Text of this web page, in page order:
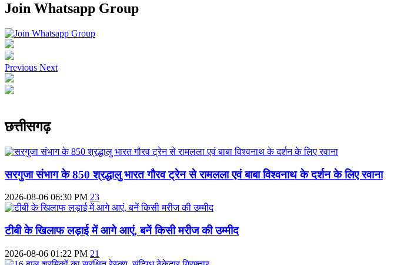
Join Whatsapp Group
Previous Next
छत्तीसगढ़
सरगुजा संभाग के 850 श्रद्धालु भारत गौरव ट्रेन से रामलला एवं बाबा विश्वनाथ के दर्शन के लिए रवाना
2026-08-06 06:30 PM 23
टीबी के खिलाफ लड़ाई में आगे आएं, बनें किसी मरीज की उम्मीद
2026-08-06 01:22 PM 21